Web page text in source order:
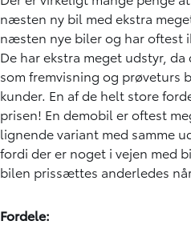
næsten ny bil med ekstra
næsten nye biler og har oftest
De har ekstra meget udstyr,
som fremvisning og prøveturs
kunder. En af de helt store
prisen! En demobil er oftest
lignende variant med samme
fordi der er noget i vejen med
bilen prissættes anderledes
Fordele: